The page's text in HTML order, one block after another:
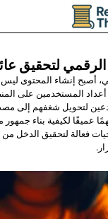
لتحقيق
أصبح إنشاء المحتوى
أعداد المستخدمين على
لتحويل شغفهم إلى
عميقًا لكيفية بناء
فعالة لتحقيق الدخل من